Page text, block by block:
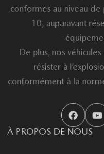
conformes au niveau
10, auparavant
De plus, nos
résister à
conformément à la
À PROPOS DE NOUS